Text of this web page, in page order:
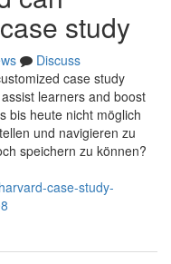
study
Discuss
case study
learners and boost
bis heute nicht möglich
und navigieren zu
speichern zu können?
case-study-